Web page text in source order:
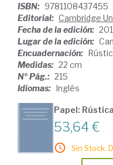
ISBN: 9781108437455
Editorial: Cambridge
Fecha de la edición:
Lugar de la edición:
Encuadernación:
Medidas: 22 cm
Nº Pág.: 215
Idiomas: Inglés
Papel: Rústica
53,64 €
Sin Stock.